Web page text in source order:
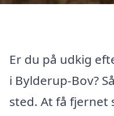
Er du på udkig
i Bylderup-Bov?
sted. At få